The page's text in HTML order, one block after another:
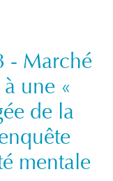
- Marché
une «
de la
mentale